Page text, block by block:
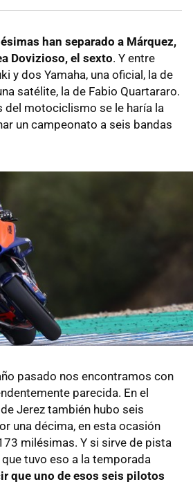
han separado a Márquez,
Dovizioso, el sexto. Y entre
y dos Yamaha, una oficial, la de
satélite, la de Fabio Quartararo.
del motociclismo se le haría la
un campeonato a seis bandas
pasado nos encontramos con
parecida. En el
Jerez también hubo seis
una décima, en esta ocasión
milésimas. Y si sirve de pista
tuvo eso a la temporada
que uno de esos seis pilotos